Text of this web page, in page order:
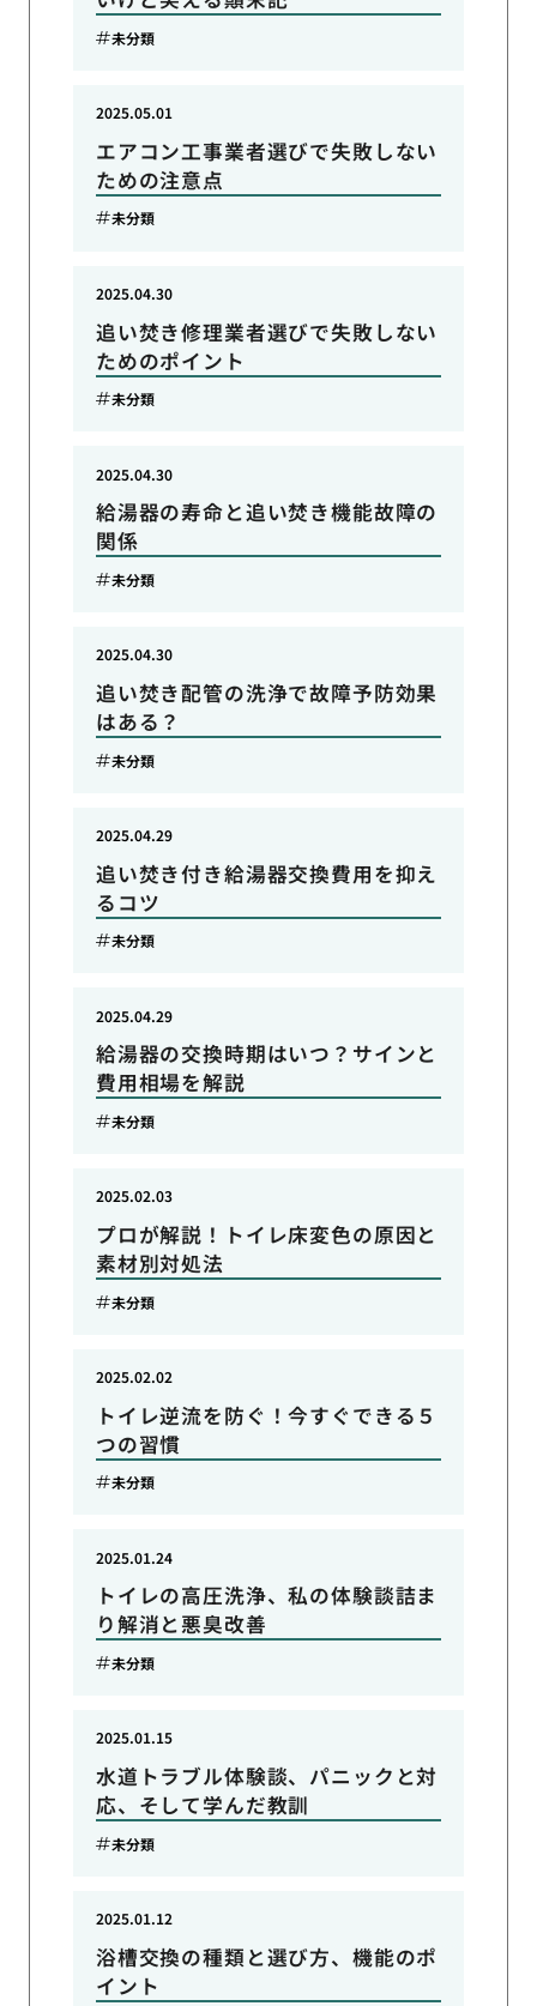
未分類
エアコン工事業者選びで失敗しない
ための注意点
2025.05.01
未分類
追い焚き修理業者選びで失敗しない
ためのポイント
2025.04.30
未分類
給湯器の寿命と追い焚き機能故障の
関係
2025.04.30
未分類
追い焚き配管の洗浄で故障予防効果
はある？
2025.04.30
未分類
追い焚き付き給湯器交換費用を抑え
るコツ
2025.04.29
未分類
給湯器の交換時期はいつ？サインと
費用相場を解説
2025.04.29
未分類
プロが解説！トイレ床変色の原因と
素材別対処法
2025.02.03
未分類
トイレ逆流を防ぐ！今すぐできる５
つの習慣
2025.02.02
未分類
トイレの高圧洗浄、私の体験談詰ま
り解消と悪臭改善
2025.01.24
未分類
水道トラブル体験談、パニックと対
応、そして学んだ教訓
2025.01.15
未分類
浴槽交換の種類と選び方、機能のポ
イント
2025.01.12